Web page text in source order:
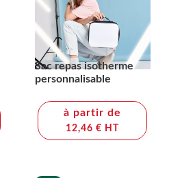
Sac repas isotherme
personnalisable
à partir de
12,46 € HT